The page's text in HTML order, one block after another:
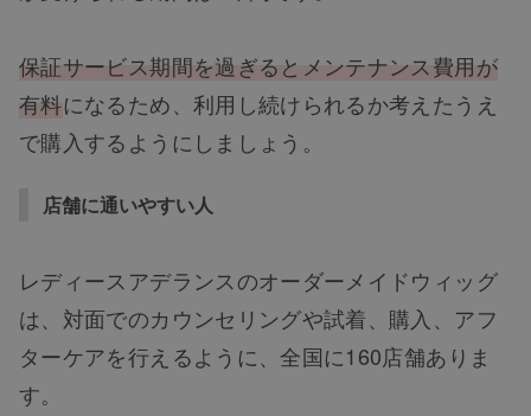
保証サービス期間を過ぎるとメンテナンス費用が
有料になるため、利用し続けられるか考えたうえ
で購入するようにしましょう。
店舗に通いやすい人
レディースアデランスのオーダーメイドウィッグ
は、対面でのカウンセリングや試着、購入、アフ
ターケアを行えるように、全国に160店舗ありま
す。